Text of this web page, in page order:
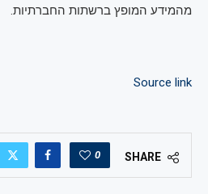
מהמידע המופץ ברשתות החברתיות.
Source link
SHARE
0